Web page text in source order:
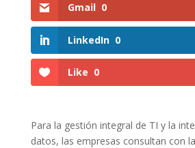
Gmail 0
LinkedIn 0
Like 0
Para la gestión integral de TI y la
datos, las empresas consultan con